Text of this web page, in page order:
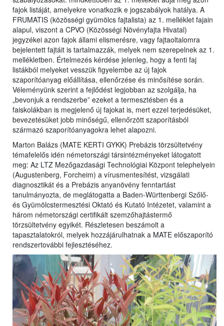
fajok listáját, amelyekre vonatkozik e jogszabályok hatálya. A
FRUMATIS (közösségi gyümölcs fajtalista) az 1. melléklet fajain
alapul, viszont a CPVO (Közösségi Növényfajta Hivatal)
jegyzékei azon fajok állami elismerésre, vagy fajtaoltalomra
bejelentett fajtáit is tartalmazzák, melyek nem szerepelnek az 1.
mellékletben. Értelmezés kérdése jelenleg, hogy a fenti faj
listákból melyeket vesszük figyelembe az új fajok
szaporítóanyag előállítása, ellenőrzése és minősítése során.
Véleményünk szerint a fejlődést legjobban az szolgálja, ha
„bevonjuk a rendszerbe” ezeket a termesztésben és a
faiskolákban is megjelenő új fajokat is, mert ezzel terjedésüket,
bevezetésüket jobb minőségű, ellenőrzött szaporításból
származó szaporítóanyagokra lehet alapozni.
Marton Balázs (MATE KERTI GYKK) Prebázis törzsültetvény
témafelelős idén németországi társintézményeket látogatott
meg: Az LTZ Mezőgazdasági Technológiai Központ telephelyein
(Augustenberg, Forcheim) a vírusmentesítést, vizsgálati
diagnosztikát és a Prebázis anyanövény fenntartást
tanulmányozta, de meglátogatta a Baden-Württenbergi Szőlő-
és Gyümölcstermesztési Oktató és Kutató Intézetet, valamint a
három németországi certifikált szemzőhajtástermő
törzsültetvény egyikét. Részletesen beszámolt a
tapasztalatokról, melyek hozzájárulhatnak a MATE előszaporító
rendszertovábbi fejlesztéséhez.